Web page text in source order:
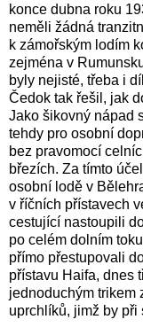
konce dubna roku
neměli žádná
k zámořským lodím
zejména v
byly nejisté, třeba i
Čedok tak řešil, jak
Jako šikovný nápad
tehdy pro osobní
bez pravomocí
březích. Za tímto
osobní lodě v
v říčních přístavech
cestující nastoupili
po celém dolním
přímo přestupovali
přístavu Haifa, dnes
jednoduchým trikem
uprchlíků, jimž by při